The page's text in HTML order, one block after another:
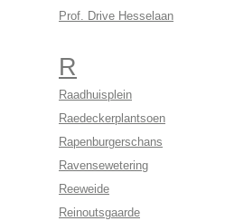
Prof. Drive Hesselaan
R
Raadhuisplein
Raedeckerplantsoen
Rapenburgerschans
Ravensewetering
Reeweide
Reinoutsgaarde